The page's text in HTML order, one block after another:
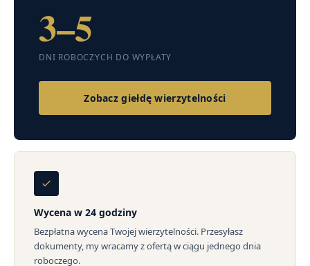
3–5
DNI ROBOCZYCH DO WYPŁATY
Zobacz giełdę wierzytelności
Wycena w 24 godziny
Bezpłatna wycena Twojej wierzytelności. Przesyłasz
dokumenty, my wracamy z ofertą w ciągu jednego dnia
roboczego.